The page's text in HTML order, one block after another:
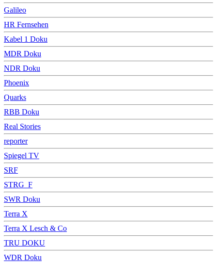
Galileo
HR Fernsehen
Kabel 1 Doku
MDR Doku
NDR Doku
Phoenix
Quarks
RBB Doku
Real Stories
reporter
Spiegel TV
SRF
STRG_F
SWR Doku
Terra X
Terra X Lesch & Co
TRU DOKU
WDR Doku